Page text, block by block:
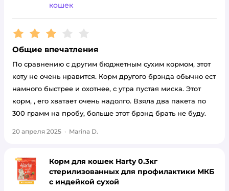
кошек
Рейтинг:3
Общие впечатления
По сравнению с другим бюджетным сухим кормом, этот
коту не очень нравится. Корм другого брэнда обычно ест
намного быстрее и охотнее, с утра пустая миска. Этот
корм, , его хватает очень надолго. Взяла два пакета по
300 грамм на пробу, больше этот брэнд брать не буду.
20 апреля 2025 · Marina D.
Корм для кошек Harty 0.3кг
стерилизованных для профилактики МКБ
с индейкой сухой